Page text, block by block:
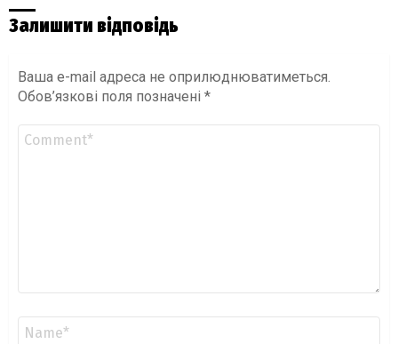
Залишити відповідь
Ваша e-mail адреса не оприлюднюватиметься.
Обов’язкові поля позначені *
Коментар